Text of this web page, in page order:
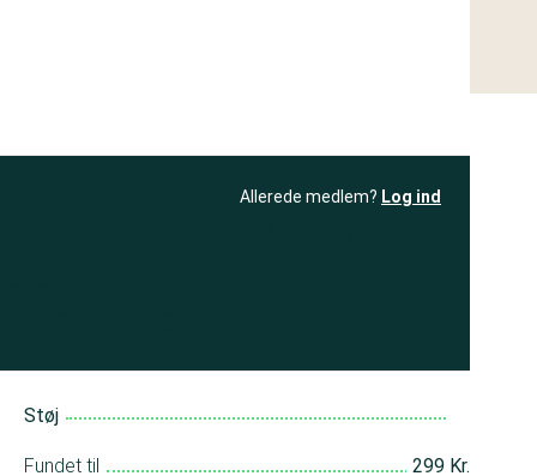
Allerede medlem? Log ind
Støj
Fundet til 299 Kr.